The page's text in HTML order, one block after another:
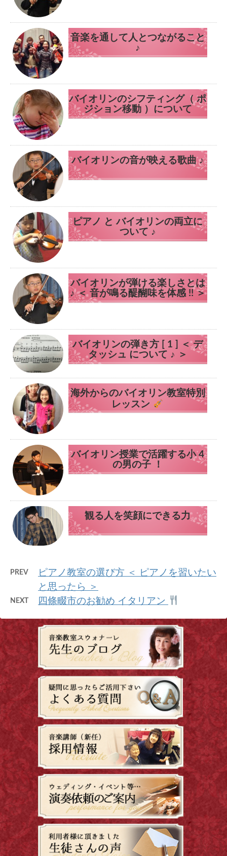
音楽を通して人とつながること
♪
バイオリンのシフティング（ ポ
ジション移動 ）について
バイオリンの音が映える歌曲 ♪
ピアノ と バイオリンの両立に
ついて ♪
バイオリンが弾ける楽しさとは
♪ ＜ 音が鳴る醍醐味を体感 !! ＞
バイオリンの弾き方 [ 1 ] ＜ デ
タッシュ について ♪ ＞
海外からのバイオリン教室特別
レッスン
バイオリン授業で活躍する小 4
の男の子 ！
観る人を笑顔にできる力
PREV
ピアノ教室の選び方 ＜ ピアノを習いたい
と思ったら ＞
NEXT 四條畷市のお勧め イタリアン